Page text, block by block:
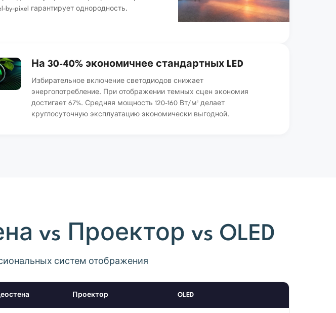
by-pixel гарантирует однородность.
На 30-40% экономичнее стандартных LED
Избирательное включение светодиодов снижает
энергопотребление. При отображении темных сцен экономия
достигает 67%. Средняя мощность 120-160 Вт/м² делает
круглосуточную эксплуатацию экономически выгодной.
vs Проектор vs OLED
систем отображения
Проектор OLED